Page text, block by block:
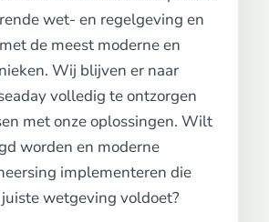
wet- en regelgeving en
de meest moderne en
Wij blijven er naar
volledig te ontzorgen
met onze oplossingen. Wilt
worden en moderne
implementeren die
wetgeving voldoet?